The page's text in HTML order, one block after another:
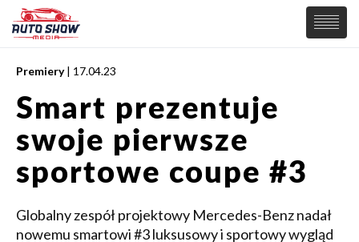
PREMIERY
SAMOCHODY
Wiadomości
Supersamochody
Samochody Koncepcyjne
Elektryczne
MOTORSPORT
Premiery | 17.04.23
Smart prezentuje
swoje pierwsze
sportowe coupe #3
Globalny zespół projektowy Mercedes-Benz nadał
nowemu smartowi #3 luksusowy i sportowy wygląd